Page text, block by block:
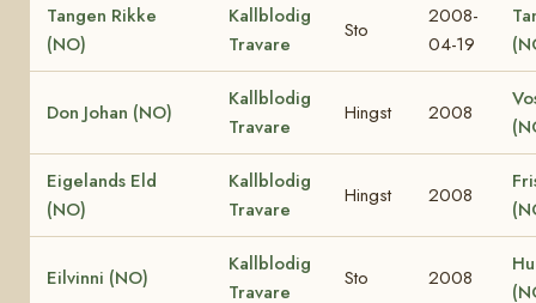
Tangen Rikke
(NO)
Kallblodig
Travare
Sto
2008-
04-19
Don Johan (NO)
Kallblodig
Travare
Hingst 2008
Eigelands Eld
(NO)
Kallblodig
Travare
Hingst 2008
Eilvinni (NO)
Kallblodig
Travare
Sto 2008